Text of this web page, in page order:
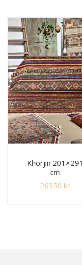
Khorjin 201×291
cm
26350 kr